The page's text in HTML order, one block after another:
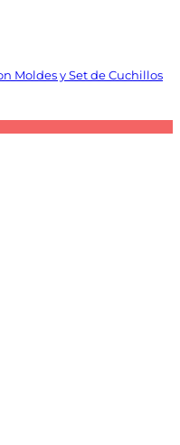
Moldes y Set de Cuchillos